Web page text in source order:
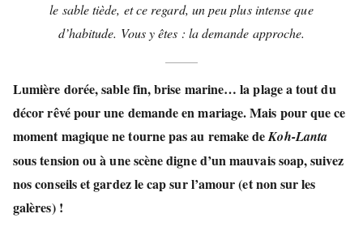
le sable tiède, et ce regard, un peu plus intense que
d’habitude. Vous y êtes : la demande approche.
Lumière dorée, sable fin, brise marine… la plage a tout du
décor rêvé pour une demande en mariage. Mais pour que ce
moment magique ne tourne pas au remake deKoh-Lanta
sous tension ou à une scène digne d’un mauvais soap, suivez
nos conseils et gardez le cap sur l’amour (et non sur les
galères) !